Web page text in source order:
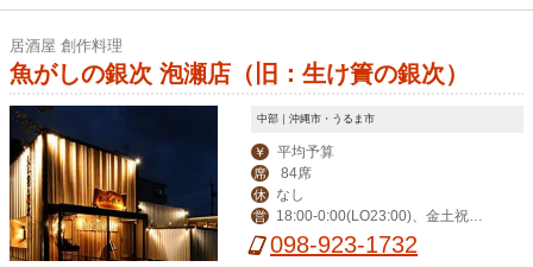
居酒屋 創作料理
魚がしの銀次 泡瀬店（旧：生け簀の銀次）
中部｜沖縄市・うるま市
￥ 平均予算
席 84席
休 なし
営
18:00-0:00(LO23:00)、金土祝前1
8:00-1:00(0:00)
098-923-1732